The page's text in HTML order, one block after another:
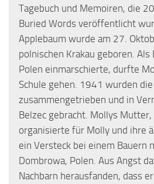
Tagebuch und Memoiren, die
Buried Words veröffentlicht
Applebaum wurde am 27.
polnischen Krakau geboren.
Polen einmarschierte, durfte
Schule gehen. 1941 wurden die
zusammengetrieben und in
Belzec gebracht. Mollys Mutter,
organisierte für Molly und ihre
ein Versteck bei einem Bauern
Dombrowa, Polen. Aus Angst
Nachbarn herausfanden, dass